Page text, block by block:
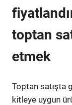
toptan
etmek
Toptan satışta
kitleye uygun